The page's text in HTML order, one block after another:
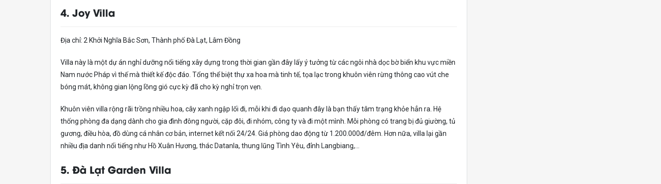
4. Joy Villa
Địa chỉ: 2 Khởi Nghĩa Bắc Sơn, Thành phố Đà Lạt, Lâm Đồng
Villa này là một dự án nghỉ dưỡng nổi tiếng xây dựng trong thời gian gần đây lấy ý tưởng từ các ngôi nhà dọc bờ biển khu vực miền
Nam nước Pháp vì thế mà thiết kế độc đáo. Tổng thể biệt thự xa hoa mà tinh tế, tọa lạc trong khuôn viên rừng thông cao vút che
bóng mát, không gian lộng lồng gió cực kỳ đã cho kỳ nghỉ trọn vẹn.
Khuôn viên villa rộng rãi trồng nhiều hoa, cây xanh ngập lối đi, mỗi khi đi dạo quanh đây là bạn thấy tâm trạng khỏe hẳn ra. Hệ
thống phòng đa dạng dành cho gia đình đông người, cặp đôi, đi nhóm, công ty và đi một mình. Mỗi phòng có trang bị đủ giường, tủ
gương, điều hòa, đồ dùng cá nhân cơ bản, internet kết nối 24/24. Giá phòng dao động từ 1.200.000đ/đêm. Hơn nữa, villa lại gần
nhiều địa danh nổi tiếng như Hồ Xuân Hương, thác Datanla, thung lũng Tình Yêu, đỉnh Langbiang,…
5. Đà Lạt Garden Villa